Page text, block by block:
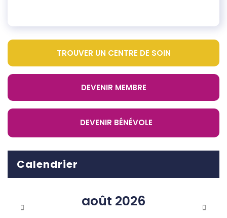
TROUVER UN CENTRE DE SOIN
DEVENIR MEMBRE
DEVENIR BÉNÉVOLE
Calendrier
août 2026